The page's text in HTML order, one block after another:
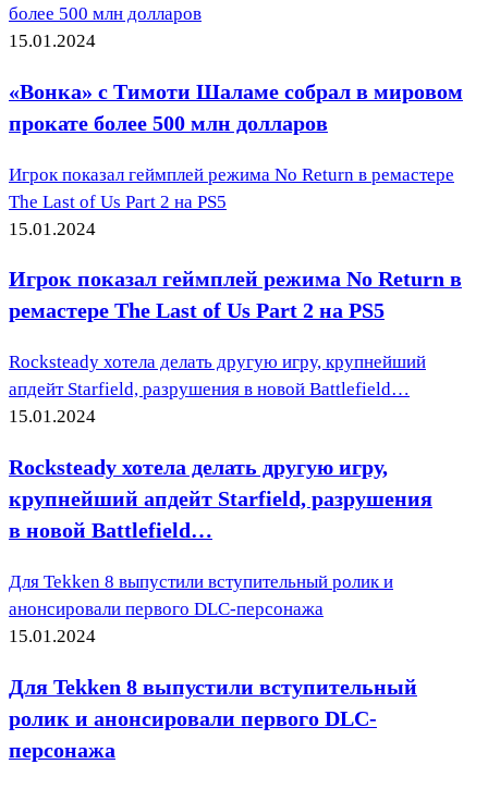
более 500 млн долларов
15.01.2024
«Вонка» с Тимоти Шаламе собрал в мировом
прокате более 500 млн долларов
Игрок показал геймплей режима No Return в ремастере
The Last of Us Part 2 на PS5
15.01.2024
Игрок показал геймплей режима No Return в
ремастере The Last of Us Part 2 на PS5
Rocksteady хотела делать другую игру, крупнейший
апдейт Starfield, разрушения в новой Battlefield…
15.01.2024
Rocksteady хотела делать другую игру,
крупнейший апдейт Starfield, разрушения
в новой Battlefield…
Для Tekken 8 выпустили вступительный ролик и
анонсировали первого DLC-персонажа
15.01.2024
Для Tekken 8 выпустили вступительный
ролик и анонсировали первого DLC-
персонажа